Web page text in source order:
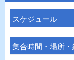
スケジュール
集合時間・場所・